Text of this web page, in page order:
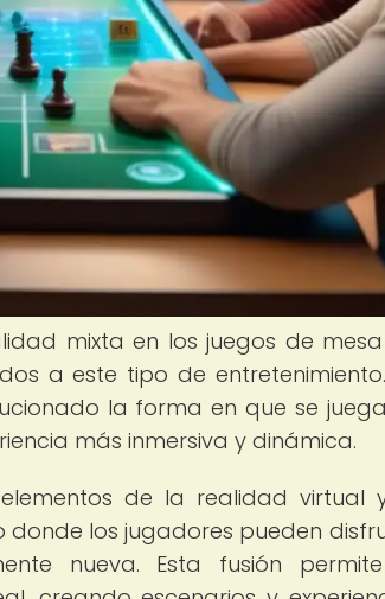
mixta en los juegos de
a este tipo de
la forma en que se
más inmersiva y dinámica.
de la realidad virtual
los jugadores pueden
nueva. Esta fusión